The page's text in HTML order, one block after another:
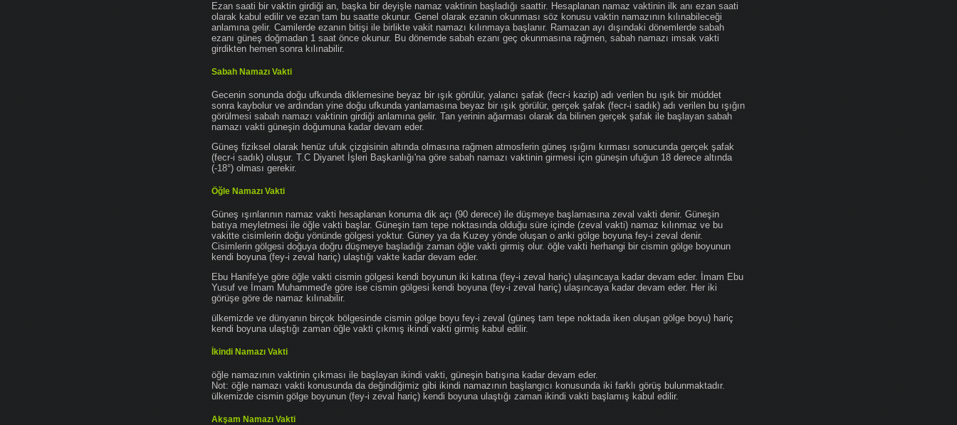
Ezan saati bir vaktin girdiği an, başka bir deyişle namaz vaktinin başladığı saattir. Hesaplanan namaz vaktinin ilk anı ezan saati
olarak kabul edilir ve ezan tam bu saatte okunur. Genel olarak ezanın okunması söz konusu vaktin namazının kılınabileceği
anlamına gelir. Camilerde ezanın bitişi ile birlikte vakit namazı kılınmaya başlanır. Ramazan ayı dışındaki dönemlerde sabah
ezanı güneş doğmadan 1 saat önce okunur. Bu dönemde sabah ezanı geç okunmasına rağmen, sabah namazı imsak vakti
girdikten hemen sonra kılınabilir.
Sabah Namazı Vakti
Gecenin sonunda doğu ufkunda diklemesine beyaz bir ışık görülür, yalancı şafak (fecr-i kazip) adı verilen bu ışık bir müddet
sonra kaybolur ve ardından yine doğu ufkunda yanlamasına beyaz bir ışık görülür, gerçek şafak (fecr-i sadık) adı verilen bu ışığın
görülmesi sabah namazı vaktinin girdiği anlamına gelir. Tan yerinin ağarması olarak da bilinen gerçek şafak ile başlayan sabah
namazı vakti güneşin doğumuna kadar devam eder.
Güneş fiziksel olarak henüz ufuk çizgisinin altında olmasına rağmen atmosferin güneş ışığını kırması sonucunda gerçek şafak
(fecr-i sadık) oluşur. T.C Diyanet İşleri Başkanlığı'na göre sabah namazı vaktinin girmesi için güneşin ufuğun 18 derece altında
(-18°) olması gerekir.
Öğle Namazı Vakti
Güneş ışınlarının namaz vakti hesaplanan konuma dik açı (90 derece) ile düşmeye başlamasına zeval vakti denir. Güneşin
batıya meyletmesi ile öğle vakti başlar. Güneşin tam tepe noktasında olduğu süre içinde (zeval vakti) namaz kılınmaz ve bu
vakitte cisimlerin doğu yönünde gölgesi yoktur. Güney ya da Kuzey yönde oluşan o anki gölge boyuna fey-i zeval denir.
Cisimlerin gölgesi doğuya doğru düşmeye başladığı zaman öğle vakti girmiş olur. öğle vakti herhangi bir cismin gölge boyunun
kendi boyuna (fey-i zeval hariç) ulaştığı vakte kadar devam eder.
Ebu Hanife'ye göre öğle vakti cismin gölgesi kendi boyunun iki katına (fey-i zeval hariç) ulaşıncaya kadar devam eder. İmam Ebu
Yusuf ve İmam Muhammed'e göre ise cismin gölgesi kendi boyuna (fey-i zeval hariç) ulaşıncaya kadar devam eder. Her iki
görüşe göre de namaz kılınabilir.
ülkemizde ve dünyanın birçok bölgesinde cismin gölge boyu fey-i zeval (güneş tam tepe noktada iken oluşan gölge boyu) hariç
kendi boyuna ulaştığı zaman öğle vakti çıkmış ikindi vakti girmiş kabul edilir.
İkindi Namazı Vakti
öğle namazının vaktinin çıkması ile başlayan ikindi vakti, güneşin batışına kadar devam eder.
Not: öğle namazı vakti konusunda da değindiğimiz gibi ikindi namazının başlangıcı konusunda iki farklı görüş bulunmaktadır.
ülkemizde cismin gölge boyunun (fey-i zeval hariç) kendi boyuna ulaştığı zaman ikindi vakti başlamış kabul edilir.
Akşam Namazı Vakti